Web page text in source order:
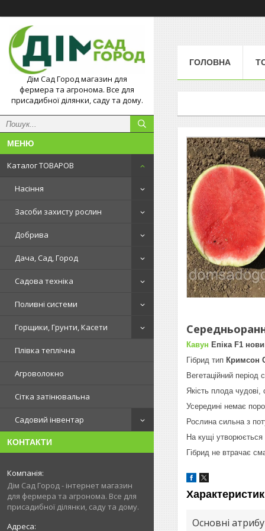
Дім Сад Город магазин для
фермера та агронома. Все для
присадибної ділянки, саду та дому.
Каталог ТОВАРОВ
Насіння
Засоби захисту рослин
Добрива
Дача, Сад, Город
Садова техніка
Поливні системи
Горщики, Грунти, Касети
Плівка теплічна
Агроволокно
Сітка затінювальна
Садовий інвентар
КОНТАКТИ
Дім Сад Город - інтернет магазин
для фермера та агронома. Все для
присадибної ділянки, саду та дому.
ГОЛОВНА
Кавун Епіка F1
Гібрид тип Кримсон
Вегетаційний період
Якість плода
Усередині немає
Рослина сильна з
На кущі утворюється
Гібрид не втрачає
Основні